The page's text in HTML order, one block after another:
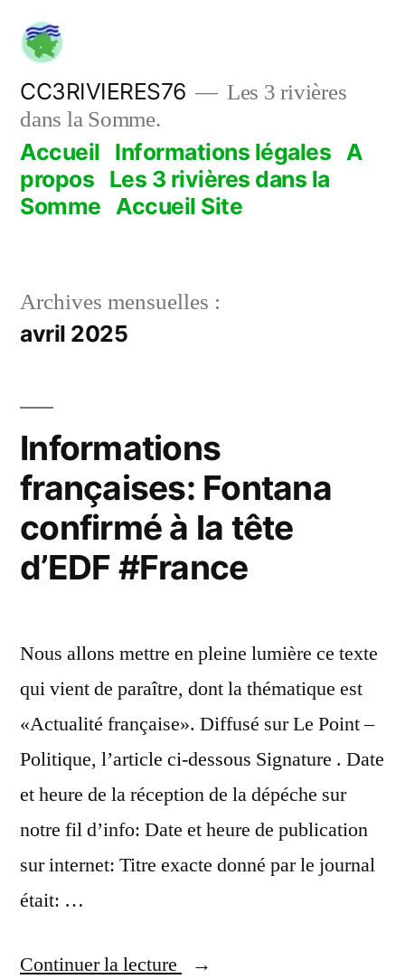
Aller
contenu
CC3RIVIERES76
Les 3 rivières
dans la Somme.
Accueil Informations légales A
propos Les 3 rivières dans la
Somme Accueil Site
Archives mensuelles :
avril 2025
Informations
françaises: Fontana
confirmé à la tête
d’EDF #France
Nous allons mettre en pleine lumière ce texte
qui vient de paraître, dont la thématique est
«Actualité française». Diffusé sur Le Point –
Politique, l’article ci-dessous Signature . Date
et heure de la réception de la dépéche sur
notre fil d’info: Date et heure de publication
sur internet: Titre exacte donné par le journal
était: …
Continuer la lecture
« Informations